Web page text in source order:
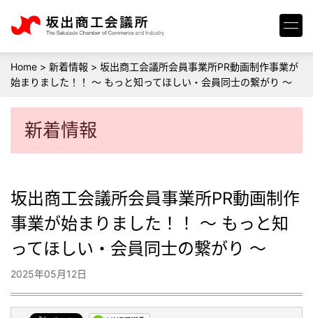
Home > 新着情報 > 坂出商工会議所会員事業所PR動画制作事業が
始まりました！！ ～ もっと知ってほしい・会員同士の繋がり ～
新着情報
坂出商工会議所会員事業所PR動画制作
事業が始まりました！！ ～ もっと知
ってほしい・会員同士の繋がり ～
2025年05月12日